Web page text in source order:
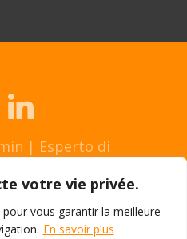
votre vie privée.
vous garantir la meilleure
En savoir plus
| Esperto di
legale